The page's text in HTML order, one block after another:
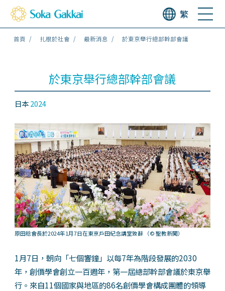
繁
首頁 扎根於社會 最新消息 於東京舉行總部幹部會議
於東京舉行總部幹部會議
日本2024
原田稔會長於2024年1月7日在東京戶田紀念講堂致辭 （© 聖教新聞）
1月7日，朝向「七個響鐘」以每7年為階段發展的2030
年，創價學會創立一百週年，第一屆總部幹部會議於東京舉
行。來自11個國家與地區的86名創價學會構成團體的領導